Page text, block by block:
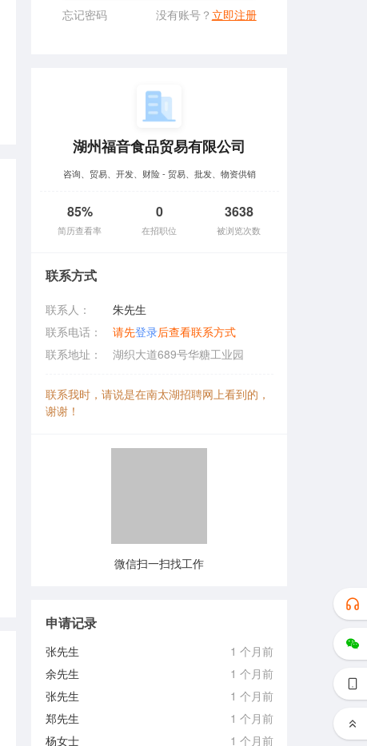
忘记密码 没有账号？ 立即注册
湖州福音食品贸易有限公司
咨询、贸易、开发、财险 - 贸易、批发、物资供销
85%
简历查看率
0
在招职位
3638
被浏览次数
联系方式
联系人：
朱先生
联系电话：
请先登录后查看联系方式
联系地址：
湖织大道689号华糖工业园
联系我时，请说是在南太湖招聘网上看到的，
谢谢！
微信扫一扫找工作
申请记录
张先生
1 个月前
余先生
1 个月前
张先生
1 个月前
郑先生
1 个月前
杨女士
1 个月前